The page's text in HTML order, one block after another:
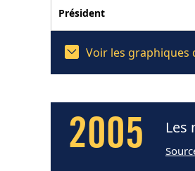
Président
Voir les graphiques
2005 Les